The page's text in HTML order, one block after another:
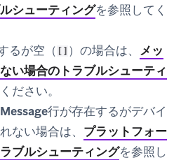
シューティングを参照してく
るが空（ [] ）の場合は、 メッ
い場合のトラブルシューティ
ださい。
行が存在するがデバイ
ない場合は、 プラットフォー
ブルシューティングを参照し